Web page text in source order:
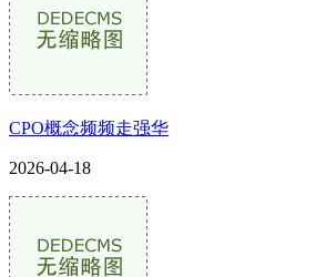
CPO概念频频走强华
2026-04-18